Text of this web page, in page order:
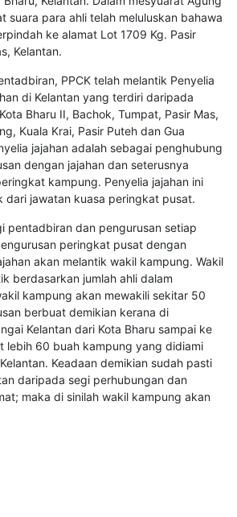
suara para ahli telah meluluskan bahawa
ke alamat Lot 1709 Kg. Pasir
Kelantan.
PPCK telah melantik Penyelia
di Kelantan yang terdiri daripada
Bharu II, Bachok, Tumpat, Pasir Mas,
Kuala Krai, Pasir Puteh dan Gua
jajahan adalah sebagai penghubung
dengan jajahan dan seterusnya
kampung. Penyelia jajahan ini
dari jawatan kuasa peringkat pusat.
pentadbiran dan pengurusan setiap
peringkat pusat dengan
akan melantik wakil kampung. Wakil
berdasarkan jumlah ahli dalam
kampung akan mewakili sekitar 50
berbuat demikian kerana di
Kelantan dari Kota Bharu sampai ke
lebih 60 buah kampung yang didiami
Keadaan demikian sudah pasti
daripada segi perhubungan dan
maka di sinilah wakil kampung akan